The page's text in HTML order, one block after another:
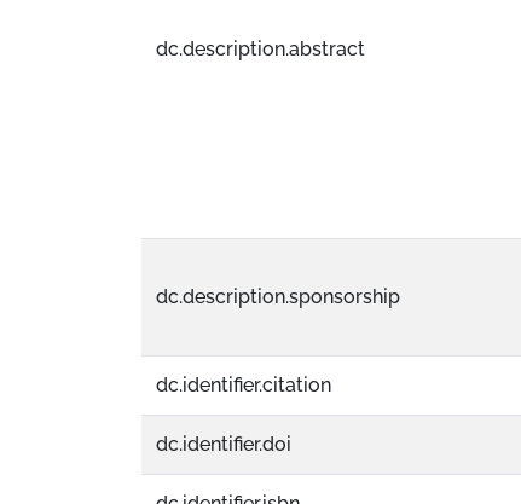
dc.description.abstract
dc.description.sponsorship
dc.identifier.citation
dc.identifier.doi